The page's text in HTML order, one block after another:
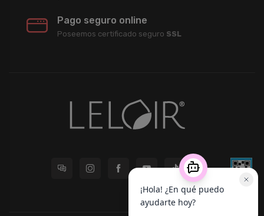
Pago seguro online
Poseemos certificado seguro SSL